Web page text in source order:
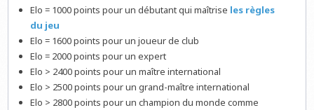
Elo = 1000 points pour un débutant qui maîtrise les règles
du jeu
Elo = 1600 points pour un joueur de club
Elo = 2000 points pour un expert
Elo > 2400 points pour un maître international
Elo > 2500 points pour un grand-maître international
Elo > 2800 points pour un champion du monde comme